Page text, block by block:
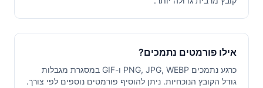
אילו פורמטים נתמכים?
כרגע נתמכים PNG, JPG, WEBP ו-GIF במסגרת מגבלות
גודל הקובץ הנוכחיות. ניתן להוסיף פורמטים נוספים לפי צורך.